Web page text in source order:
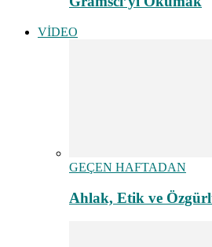
VİDEO
GEÇEN HAFTADAN
Ahlak, Etik ve